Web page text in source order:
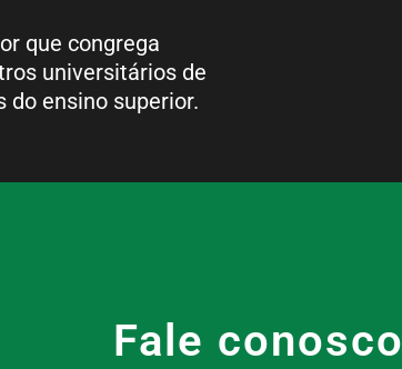
que congrega
universitários de
do ensino superior.
Fale conosco